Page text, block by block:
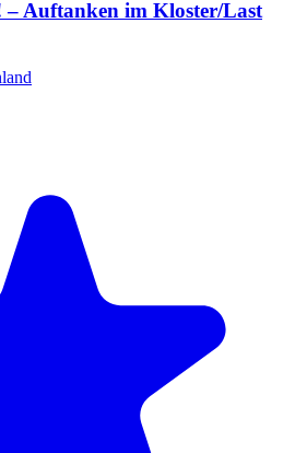
– Auftanken im Kloster/Last